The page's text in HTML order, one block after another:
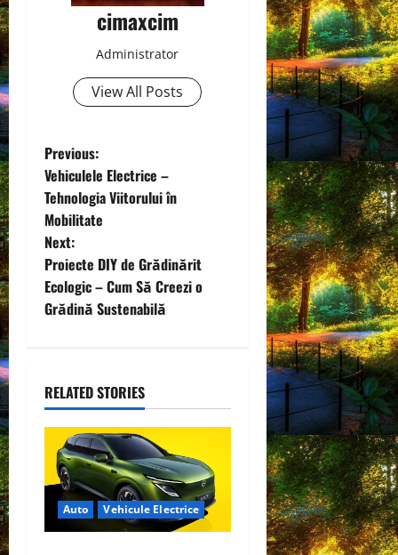
cimaxcim
Administrator
View All Posts
P
o
s
t
n
v
i
g
a
t
Previous:
Vehiculele Electrice –
Tehnologia Viitorului în
Mobilitate
Next:
Proiecte DIY de Grădinărit
Ecologic – Cum Să Creezi o
Grădină Sustenabilă
RELATED STORIES
Auto Vehicule Electrice